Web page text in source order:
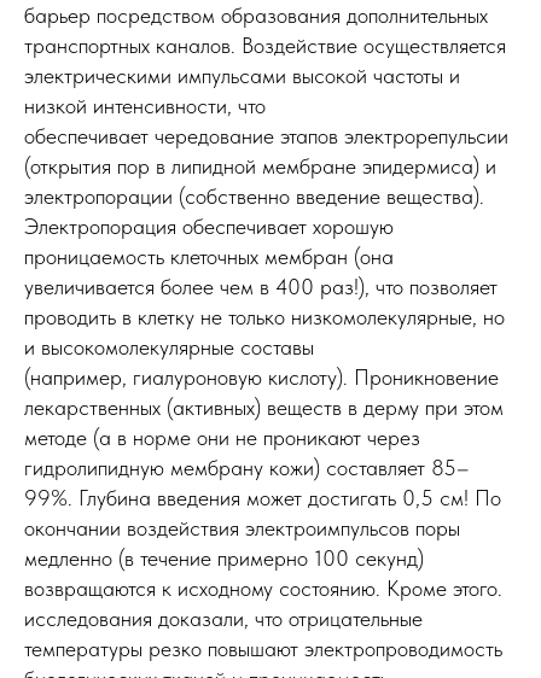
барьер посредством образования дополнительных
транспортных каналов. Воздействие осуществляется
электрическими импульсами высокой частоты и
низкой интенсивности, что
обеспечивает чередование этапов электрорепульсии
(открытия пор в липидной мембране эпидермиса) и
электропорации (собственно введение вещества).
Электропорация обеспечивает хорошую
проницаемость клеточных мембран (она
увеличивается более чем в 400 раз!), что позволяет
проводить в клетку не только низкомолекулярные, но
и высокомолекулярные составы
(например, гиалуроновую кислоту). Проникновение
лекарственных (активных) веществ в дерму при этом
методе (а в норме они не проникают через
гидролипидную мембрану кожи) составляет 85–
99%. Глубина введения может достигать 0,5 см! По
окончании воздействия электроимпульсов поры
медленно (в течение примерно 100 секунд)
возвращаются к исходному состоянию. Кроме этого.
исследования доказали, что отрицательные
температуры резко повышают электропроводимость